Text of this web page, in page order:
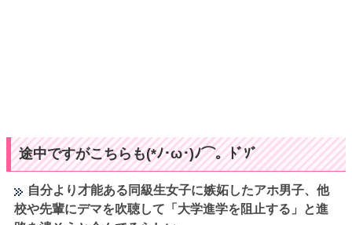
途中ですがこちらも(*ﾉ･ω･)ﾉ⌒。ﾄﾞｿﾞ
自分より才能ある同級生女子に嫉妬したアホ男子、他
校や先輩にデマを吹聴して「大学進学を阻止する」と進